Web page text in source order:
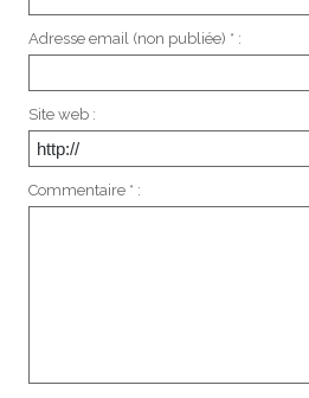
Adresse email (non publiée) * :
Site web :
Commentaire * :